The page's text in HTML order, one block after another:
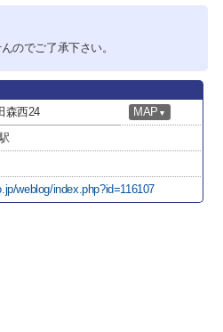
のでご了承下さい。
森西24 MAP ▼
weblog/index.php?id=116107